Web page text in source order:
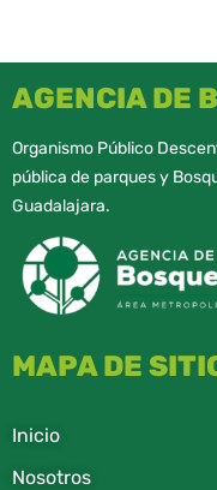
AGENCIA DE
Organismo Público
pública de parques y
Guadalajara.
MAPA DE
Inicio
Nosotros